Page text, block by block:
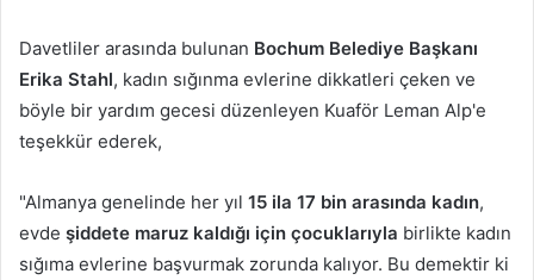
Davetliler arasında bulunan Bochum Belediye Başkanı
Erika Stahl, kadın sığınma evlerine dikkatleri çeken ve
böyle bir yardım gecesi düzenleyen Kuaför Leman Alp'e
teşekkür ederek,
"Almanya genelinde her yıl 15 ila 17 bin arasında kadın,
evde şiddete maruz kaldığı için çocuklarıyla birlikte kadın
sığıma evlerine başvurmak zorunda kalıyor. Bu demektir ki